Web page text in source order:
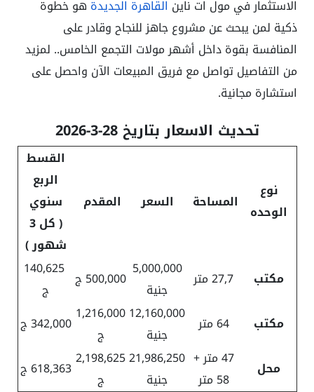
الاستثمار في مول ات ناين القاهرة الجديدة هو خطوة
ذكية لمن يبحث عن مشروع جاهز للنجاح وقادر على
المنافسة بقوة داخل أشهر مولات التجمع الخامس.. لمزيد
من التفاصيل تواصل مع فريق المبيعات الآن واحصل على
استشارة مجانية.
تحديث الاسعار بتاريخ 28-3-2026
نوع
الوحده
المساحة السعر المقدم
القسط
الربع
سنوي
( كل 3
شهور )
مكتب
27,7 متر
5,000,000
جنية
500,000 ج
140,625
ج
مكتب
64 متر
12,160,000
جنية
1,216,000
ج
342,000 ج
محل
47 متر +
58 متر
21,986,250
جنية
2,198,625
ج
618,363 ج